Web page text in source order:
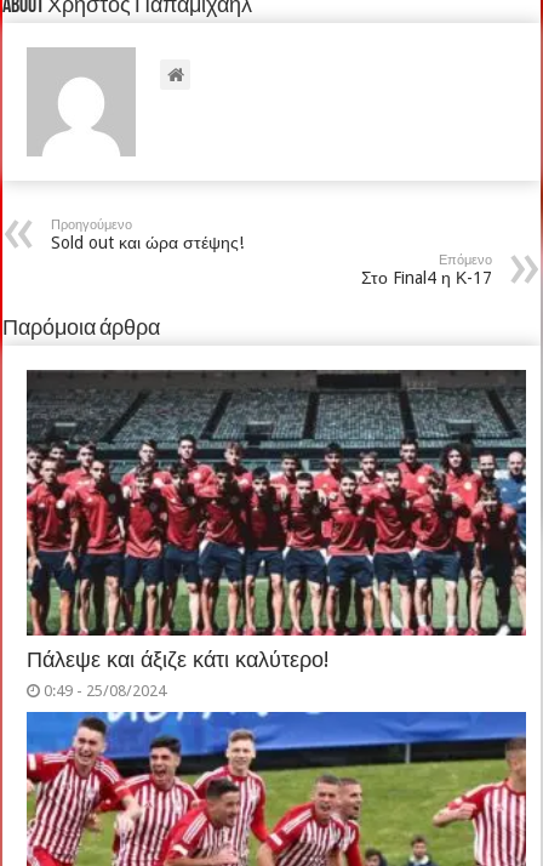
About Χρήστος Παπαμιχαήλ
Προηγούμενο
Sold out και ώρα στέψης!
Επόμενο
Στο Final4 η Κ-17
Παρόμοια άρθρα
Πάλεψε και άξιζε κάτι καλύτερο!
0:49 - 25/08/2024